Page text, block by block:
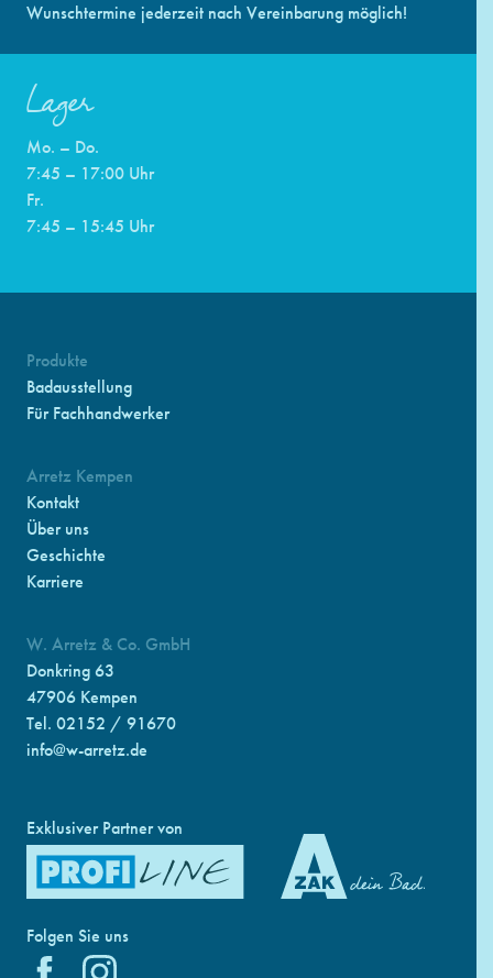
Wunschtermine jederzeit nach Vereinbarung möglich!
Lager
Mo. – Do.
7:45 – 17:00 Uhr
Fr.
7:45 – 15:45 Uhr
Produkte
Badausstellung
Für Fachhandwerker
Arretz Kempen
Kontakt
Über uns
Geschichte
Karriere
W. Arretz & Co. GmbH
Donkring 63
47906 Kempen
Tel. 02152 / 91670
info@w-arretz.de
Exklusiver Partner von
Folgen Sie uns